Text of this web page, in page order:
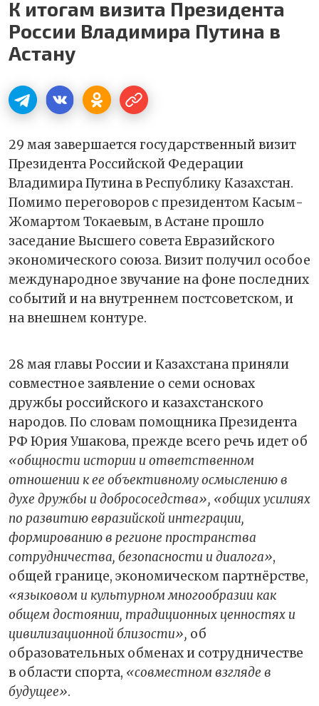
К итогам визита Президента
России Владимира Путина в
Астану
29 мая завершается государственный визит
Президента Российской Федерации
Владимира Путина в Республику Казахстан.
Помимо переговоров с президентом Касым-
Жомартом Токаевым, в Астане прошло
заседание Высшего совета Евразийского
экономического союза. Визит получил особое
международное звучание на фоне последних
событий и на внутреннем постсоветском, и
на внешнем контуре.
28 мая главы России и Казахстана приняли
совместное заявление о семи основах
дружбы российского и казахстанского
народов. По словам помощника Президента
РФ Юрия Ушакова, прежде всего речь идет об
«общности истории и ответственном
отношении к ее объективному осмыслению в
духе дружбы и добрососедства», «общих усилиях
по развитию евразийской интеграции,
формированию в регионе пространства
сотрудничества, безопасности и диалога»,
общей границе, экономическом партнёрстве,
«языковом и культурном многообразии как
общем достоянии, традиционных ценностях и
цивилизационной близости», об
образовательных обменах и сотрудничестве
в области спорта, «совместном взгляде в
будущее».